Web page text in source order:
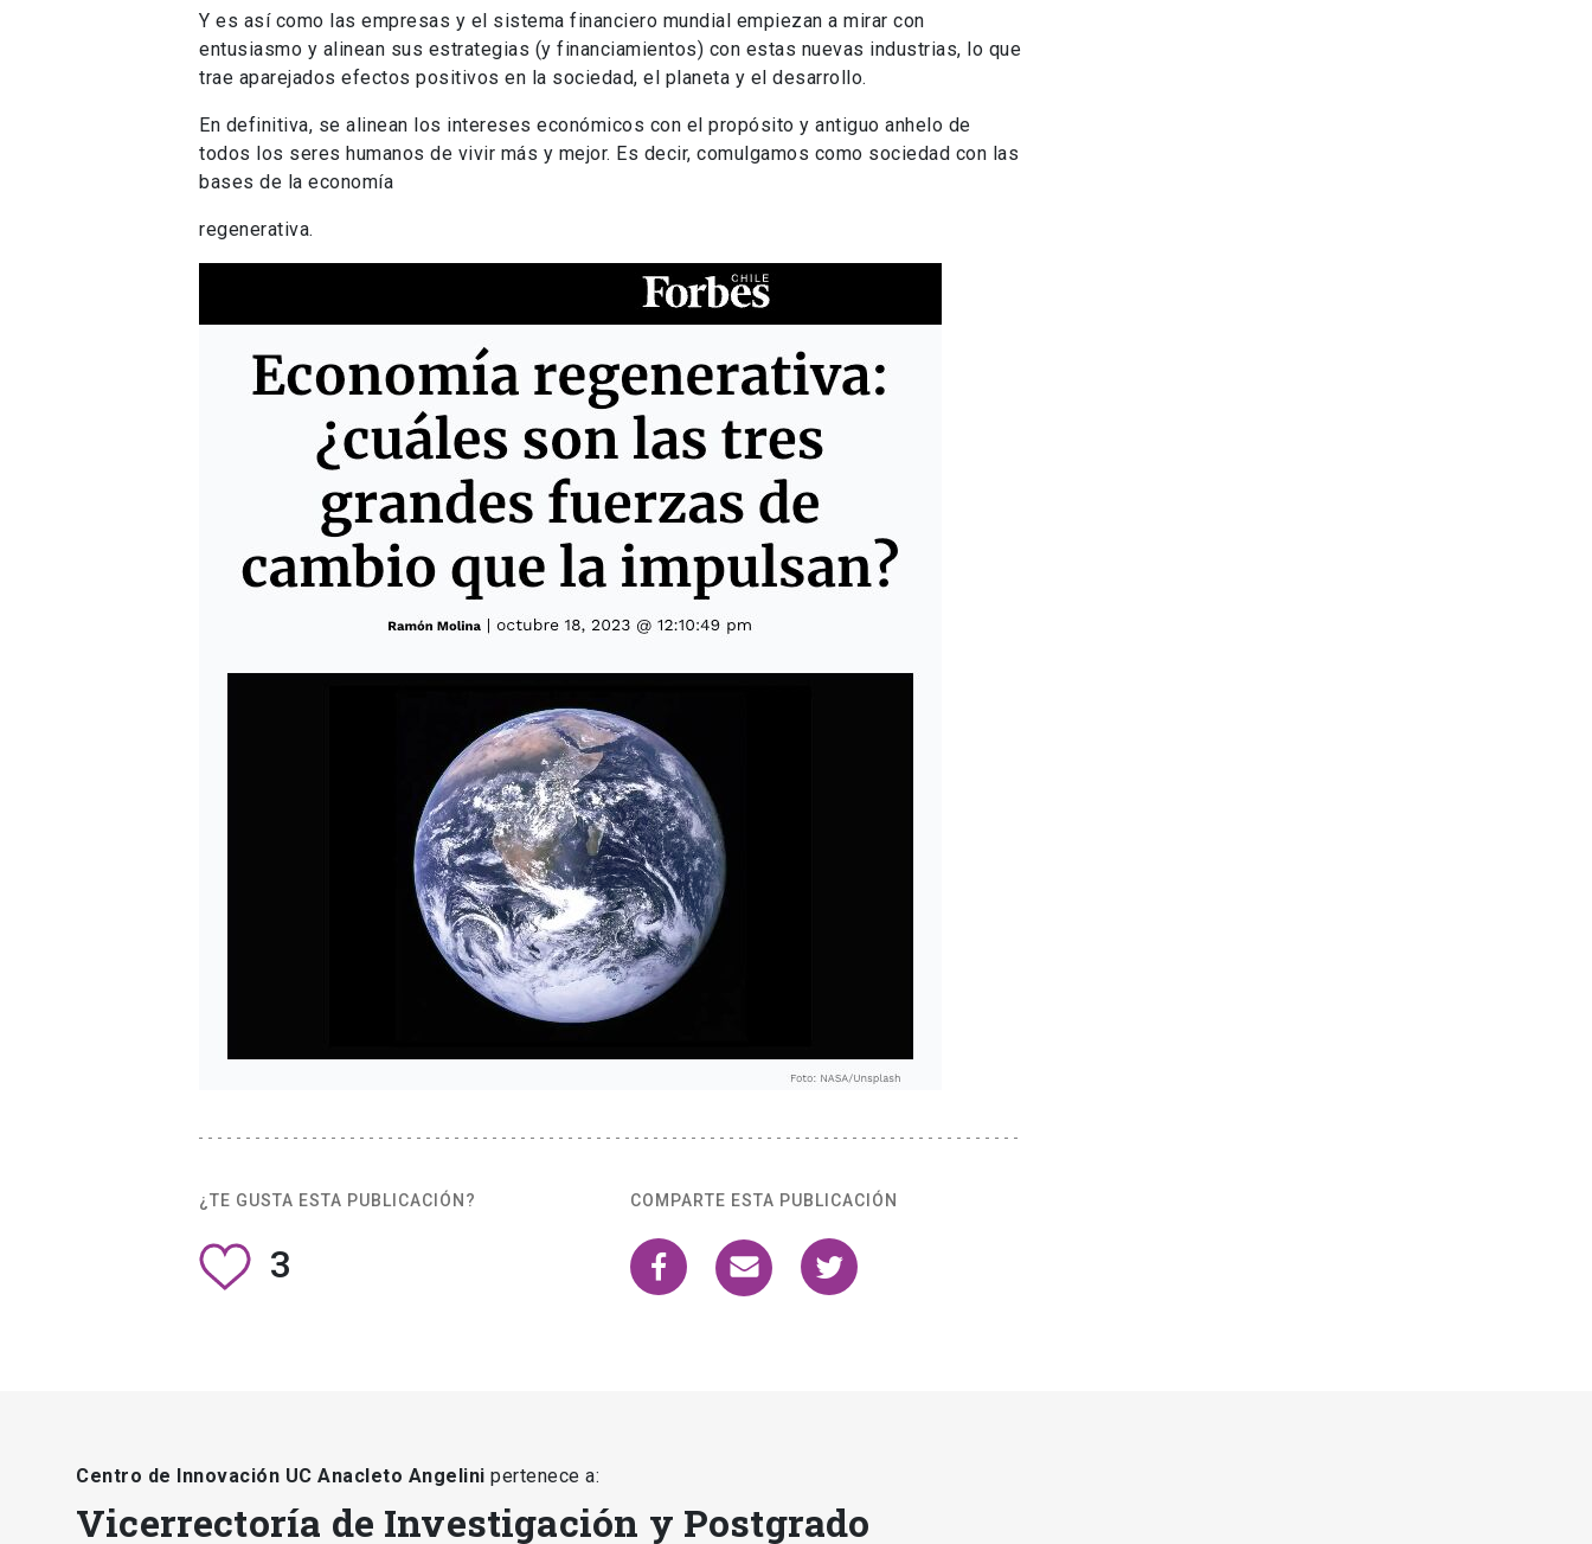
Y es así como las empresas y el sistema financiero mundial empiezan a mirar con
entusiasmo y alinean sus estrategias (y financiamientos) con estas nuevas industrias, lo que
trae aparejados efectos positivos en la sociedad, el planeta y el desarrollo.
En definitiva, se alinean los intereses económicos con el propósito y antiguo anhelo de
todos los seres humanos de vivir más y mejor. Es decir, comulgamos como sociedad con las
bases de la economía
regenerativa.
¿TE GUSTA ESTA PUBLICACIÓN?
3
COMPARTE ESTA PUBLICACIÓN
Centro de Innovación UC Anacleto Angelini pertenece a:
Vicerrectoría de Investigación y Postgrado